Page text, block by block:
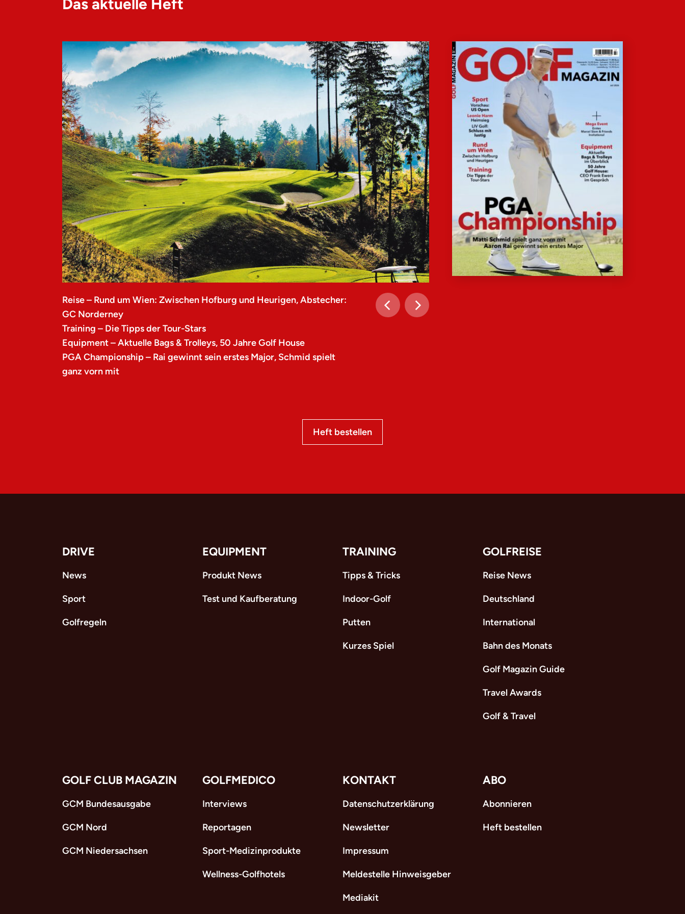
Das aktuelle Heft
Reise – Rund um Wien: Zwischen Hofburg und Heurigen, Abstecher:
GC Norderney
Training – Die Tipps der Tour-Stars
Equipment – Aktuelle Bags & Trolleys, 50 Jahre Golf House
PGA Championship – Rai gewinnt sein erstes Major, Schmid spielt
ganz vorn mit
Heft bestellen
DRIVE
News
Sport
Golfregeln
EQUIPMENT
Produkt News
Test und Kaufberatung
TRAINING
Tipps & Tricks
Indoor-Golf
Putten
Kurzes Spiel
GOLFREISE
Reise News
Deutschland
International
Bahn des Monats
Golf Magazin Guide
Travel Awards
Golf & Travel
GOLF CLUB MAGAZIN
GCM Bundesausgabe
GCM Nord
GCM Niedersachsen
GOLFMEDICO
Interviews
Reportagen
Sport-Medizinprodukte
Wellness-Golfhotels
KONTAKT
Datenschutzerklärung
Newsletter
Impressum
Meldestelle Hinweisgeber
Mediakit
ABO
Abonnieren
Heft bestellen